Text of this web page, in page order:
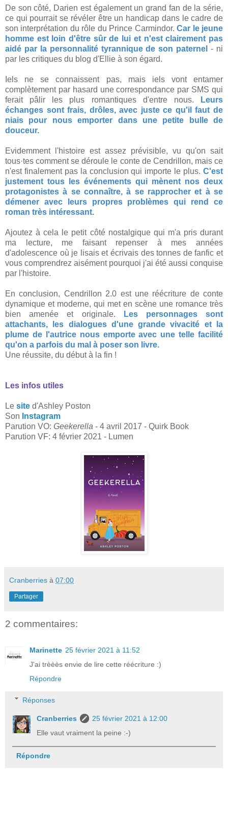
De son côté, Darien est également un grand fan de la série,
ce qui pourrait se révéler être un handicap dans le cadre de
son interprétation du rôle du Prince Carmindor.Car le jeune
homme est loin d'être sûr de lui et n'est clairement pas
aidé par la personnalité tyrannique de son paternel - ni
par les critiques du blog d'Ellie à son égard.
Iels ne se connaissent pas, mais iels vont entamer
complètement par hasard une correspondance par SMS qui
ferait pâlir les plus romantiques d'entre nous.
Leurs
échanges sont frais, drôles, avec juste ce qu'il faut de
niais pour nous emporter dans une petite bulle de
douceur.
Evidemment l'histoire est assez prévisible, vu qu'on sait
tous·tes comment se déroule le conte de Cendrillon, mais ce
n'est finalement pas la conclusion qui importe le plus. C'est
justement tous les événements qui mènent nos deux
protagonistes à se connaître, à se rapprocher et à se
démener avec leurs propres problèmes qui rend ce
roman très intéressant.
Ajoutez à cela le petit côté nostalgique qui m'a pris durant
ma lecture, me faisant repenser à mes années
d'adolescence où je lisais et écrivais des tonnes de fanfic et
vous comprendrez aisément pourquoi j'ai été aussi conquise
par l'histoire.
En conclusion, Cendrillon 2.0 est une réécriture de conte
dynamique et moderne, qui met en scène une romance très
bien amenée et originale.
Les personnages sont
attachants, les dialogues d'une grande vivacité et la
plume de l'autrice nous emporte avec une telle facilité
qu'on a parfois du mal à poser son livre.
Une réussite, du début à la fin !
Les infos utiles
Le site d'Ashley Poston
Son Instagram
Parution VO: Geekerella - 4 avril 2017 - Quirk Book
Parution VF: 4 février 2021 - Lumen
Cranberries à 07:00
Partager
2 commentaires:
Marinette 25 février 2021 à 11:52
J'ai trèèès envie de lire cette réécriture :)
Répondre
Réponses
Cranberries
25 février 2021 à 12:00
Elle vaut vraiment la peine :-)
Répondre